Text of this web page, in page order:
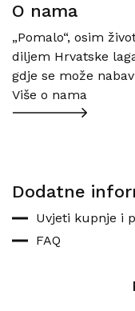
O nama
„Pomalo“, osim
diljem Hrvatske
gdje se može
Više o nama
Dodatne
Uvjeti kupnje i
FAQ